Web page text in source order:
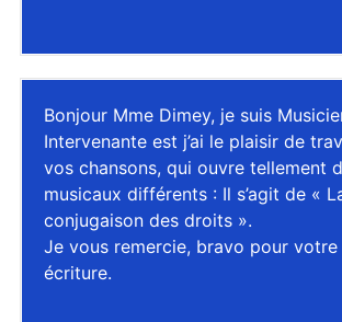
Bonjour Mme Dimey, je suis
Intervenante est j’ai le plaisir de
vos chansons, qui ouvre tellement
musicaux différents : Il s’agit de «
conjugaison des droits ».
Je vous remercie, bravo pour votre
écriture.